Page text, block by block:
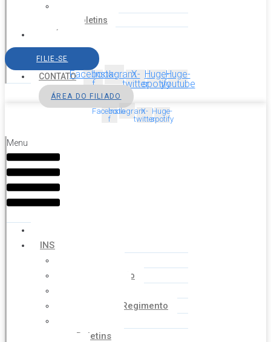
Boletins
SERVIÇOS
AGENDA
CONTATO
FILIE-SE
Facebook-
f
InstagramX-
twitter
Huge-
spotify
Huge-
youtube
ÁREA DO FILIADO
Facebook-
f
InstagramX-
twitter
Huge-
spotify
Menu
INSTITUCIONAL
Coordenação
Estatuto e Regimento
Boletins